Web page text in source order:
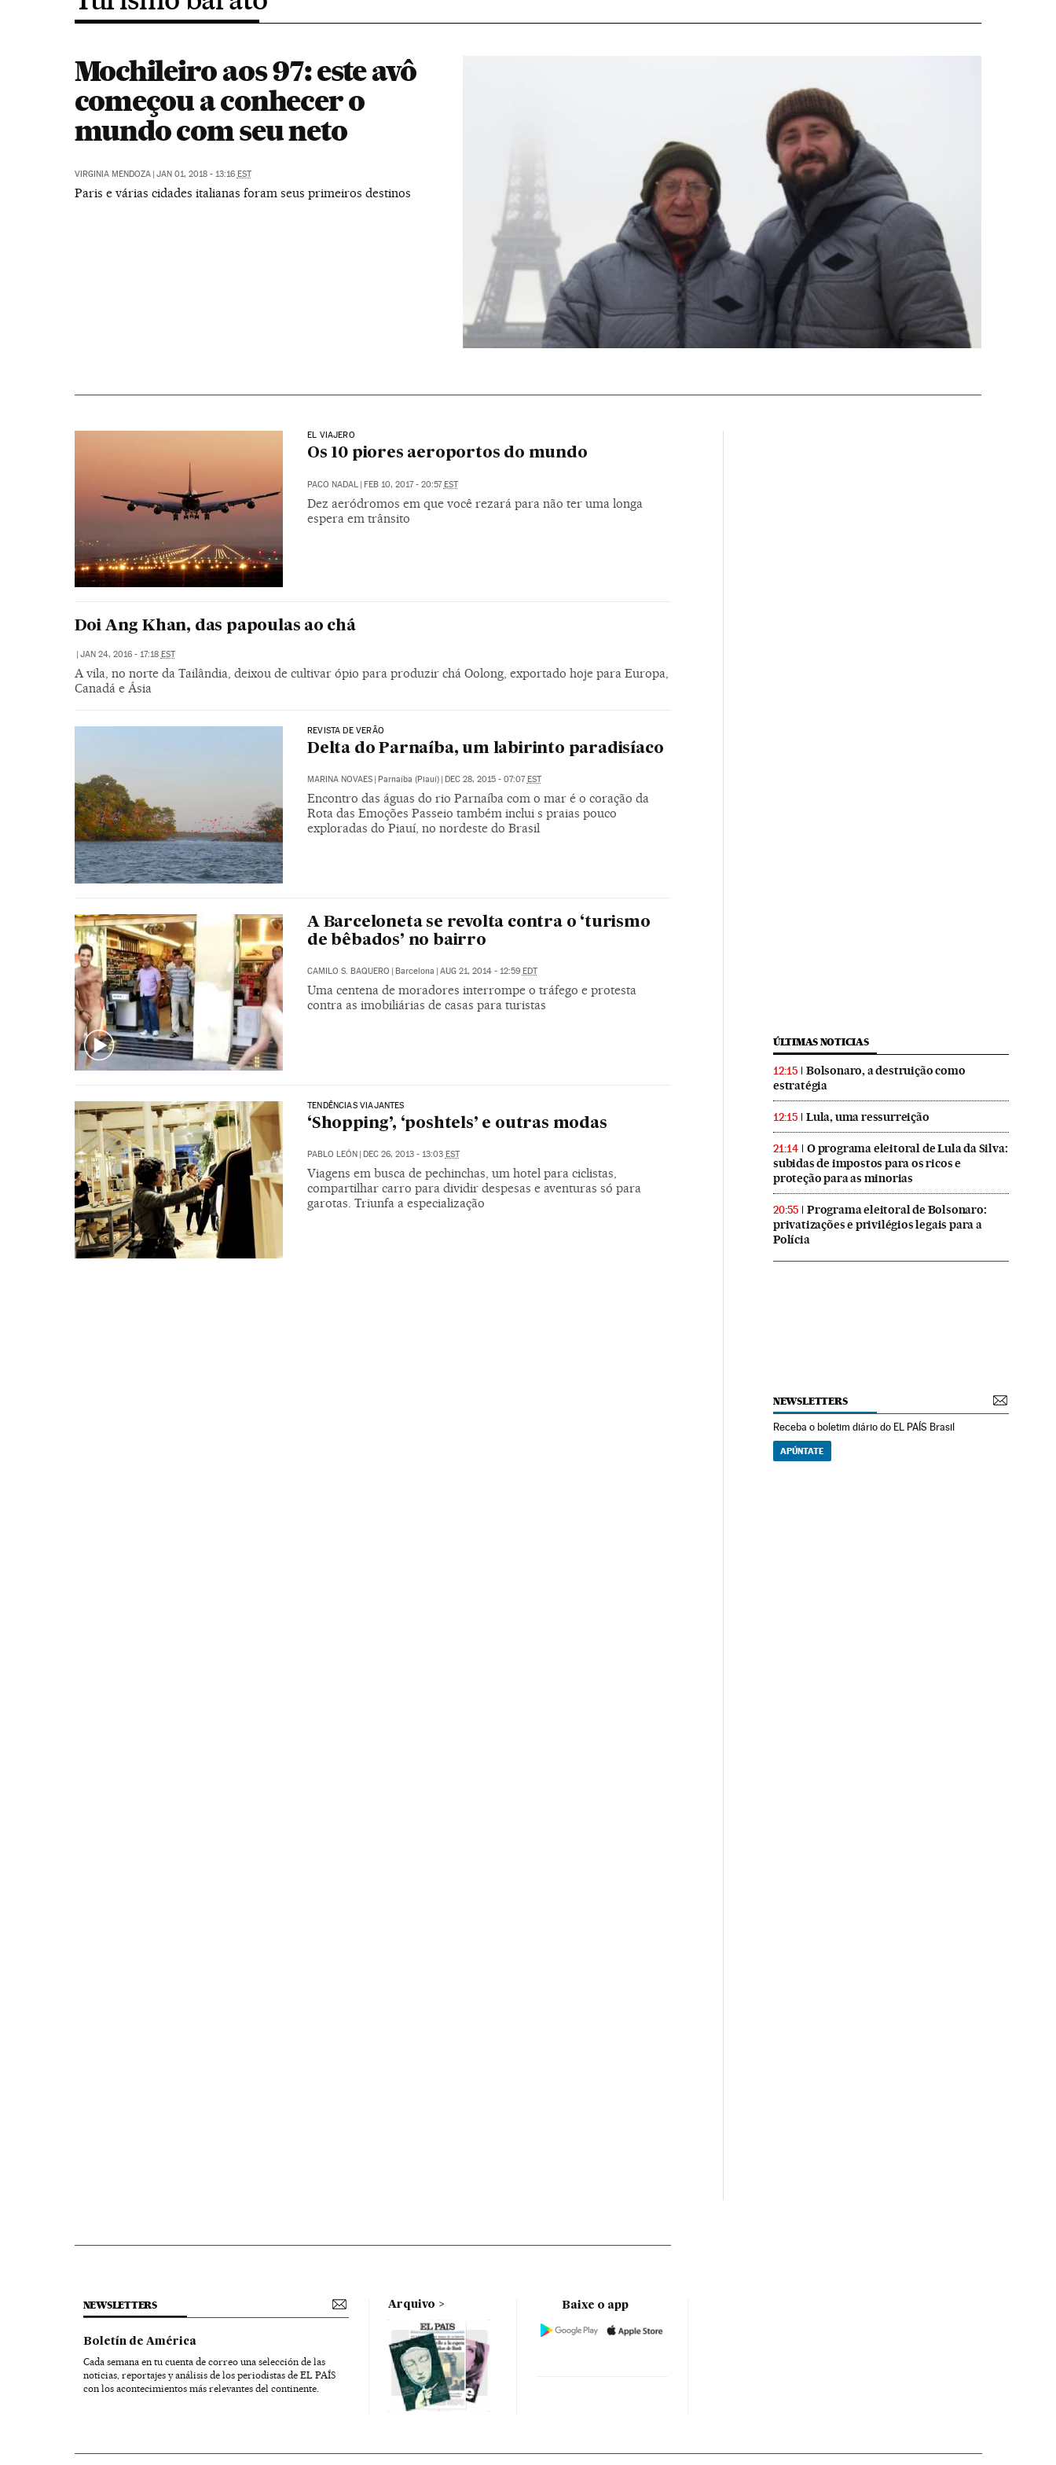
Mochileiro aos 97: este avô
começou a conhecer o
mundo com seu neto
VIRGINIA MENDOZA | JAN 01, 2018 - 13:16 EST
Paris e várias cidades italianas foram seus primeiros destinos
EL VIAJERO
Os 10 piores aeroportos do mundo
PACO NADAL | FEB 10, 2017 - 20:57EST
Dez aeródromos em que você rezará para não ter uma longa
espera em trânsito
Doi Ang Khan, das papoulas ao chá
JAN 24, 2016 - 17:18 EST
A vila, no norte da Tailândia, deixou de cultivar ópio para produzir chá Oolong, exportado hoje para Europa,
Canadá e Ásia
REVISTA DE VERÃO
Delta do Parnaíba, um labirinto paradisíaco
MARINA NOVAES Parnaíba (Piauí) DEC 28, 2015 - 07:07 EST
Encontro das águas do rio Parnaíba com o mar é o coração da
Rota das Emoções Passeio também inclui s praias pouco
exploradas do Piauí, no nordeste do Brasil
A Barceloneta se revolta contra o ‘turismo
de bêbados’ no bairro
CAMILO S. BAQUERO Barcelona AUG 21, 2014 - 12:59 EDT
Uma centena de moradores interrompe o tráfego e protesta
contra as imobiliárias de casas para turistas
TENDÊNCIAS VIAJANTES
‘Shopping’, ‘poshtels’ e outras modas
PABLO LEÓN DEC 26, 2013 - 13:03 EST
Viagens em busca de pechinchas, um hotel para ciclistas,
compartilhar carro para dividir despesas e aventuras só para
garotas. Triunfa a especialização
ÚLTIMAS NOTICIAS
12:15
Bolsonaro, a destruição como
estratégia
12:15 Lula, uma ressurreição
21:14
O programa eleitoral de Lula da Silva:
subidas de impostos para os ricos e
proteção para as minorias
20:55
Programa eleitoral de Bolsonaro:
privatizações e privilégios legais para a
Polícia
NEWSLETTERS
Receba o boletim diário do EL PAÍS Brasil
APÚNTATE
NEWSLETTERS
Boletín de América
Cada semana en tu cuenta de correo una selección de las
noticias, reportajes y análisis de los periodistas de EL PAÍS
con los acontecimientos más relevantes del continente.
Arquivo Baixe o app